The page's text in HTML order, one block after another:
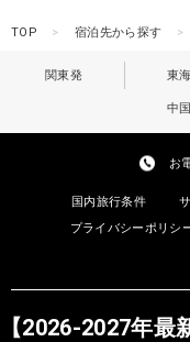
TOP 宿泊先から探す
関東発 東
中
お
国内旅行条件
プライバシーポリシ
【2026-2027年